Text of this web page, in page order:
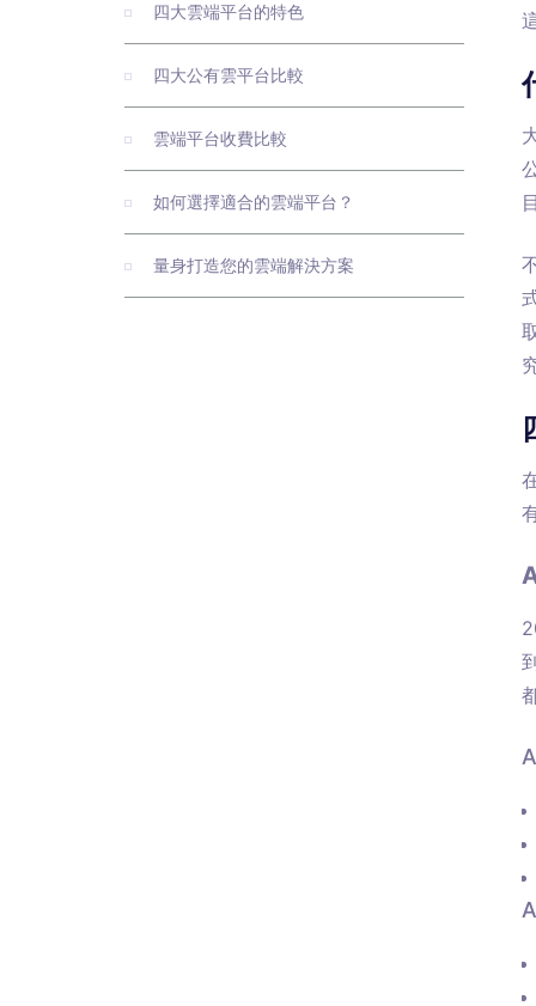
四大雲端平台的特色
四大公有雲平台比較
雲端平台收費比較
如何選擇適合的雲端平台？
量身打造您的雲端解決方案